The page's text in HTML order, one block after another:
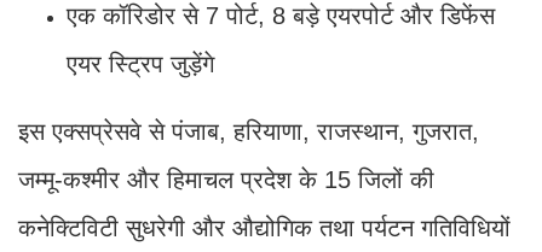
एक कॉरिडोर से 7 पोर्ट, 8 बड़े एयरपोर्ट और डिफेंस
एयर स्ट्रिप जुड़ेंगे
इस एक्सप्रेसवे से पंजाब, हरियाणा, राजस्थान, गुजरात,
जम्मू-कश्मीर और हिमाचल प्रदेश के 15 जिलों की
कनेक्टिविटी सुधरेगी और औद्योगिक तथा पर्यटन गतिविधियों